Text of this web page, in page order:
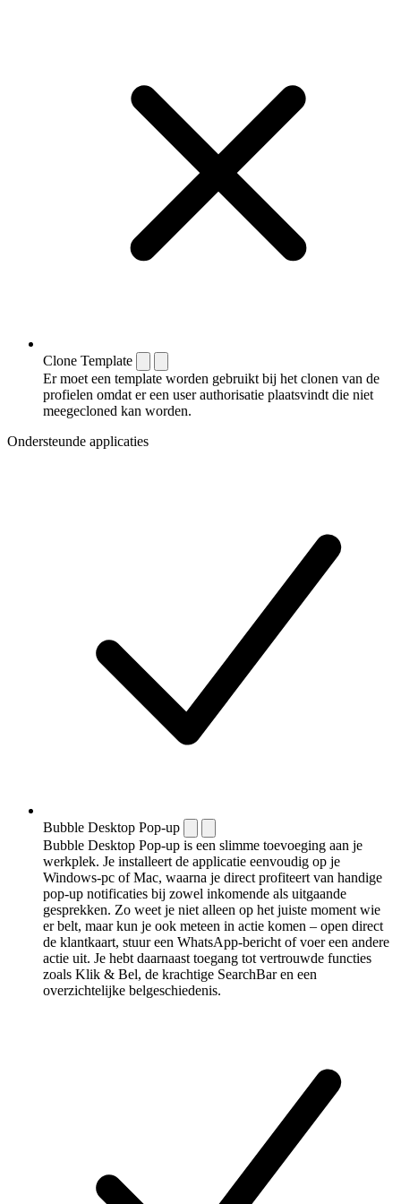
Clone Template
Er moet een template worden gebruikt bij het clonen van de
profielen omdat er een user authorisatie plaatsvindt die niet
meegecloned kan worden.
Ondersteunde applicaties
Bubble Desktop Pop-up
Bubble Desktop Pop-up is een slimme toevoeging aan je
werkplek. Je installeert de applicatie eenvoudig op je
Windows-pc of Mac, waarna je direct profiteert van handige
pop-up notificaties bij zowel inkomende als uitgaande
gesprekken. Zo weet je niet alleen op het juiste moment wie
er belt, maar kun je ook meteen in actie komen – open direct
de klantkaart, stuur een WhatsApp-bericht of voer een andere
actie uit. Je hebt daarnaast toegang tot vertrouwde functies
zoals Klik & Bel, de krachtige SearchBar en een
overzichtelijke belgeschiedenis.